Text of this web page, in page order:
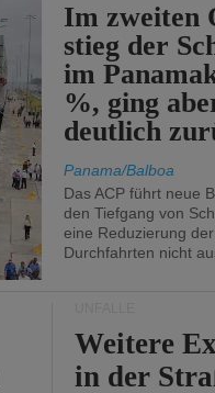
Im zweiten
stieg der
im
%, ging
deutlich
Panama/Balboa
Das ACP führt neue
den Tiefgang von
eine Reduzierung
Durchfahrten nicht
Weitere
in der